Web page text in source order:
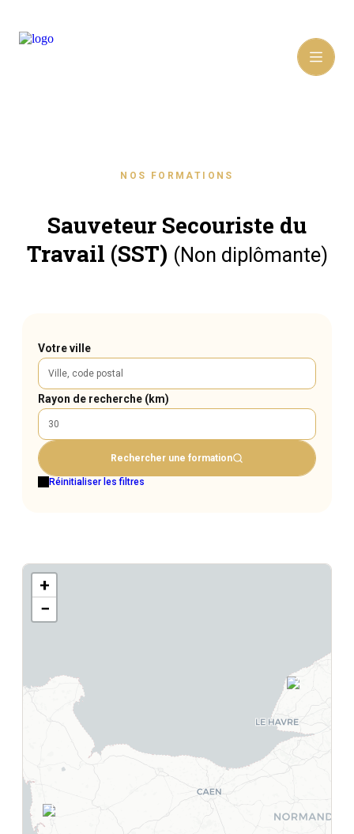
NOS FORMATIONS
Sauveteur Secouriste du
Travail (SST) (Non diplômante)
Votre ville
Rayon de recherche (km)
Rechercher une formation
Réinitialiser les filtres
2
1
+
−